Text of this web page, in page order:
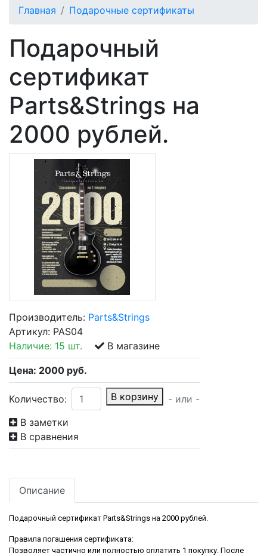
Главная Подарочные сертификаты
Подарочный
сертификат
Parts&Strings на
2000 рублей.
Производитель: Parts&Strings
Артикул: PAS04
Наличие: 15 шт. В магазине
Цена: 2000 руб.
Количество: В корзину
- или -
В заметки
В сравнения
Описание
Подарочный сертификат Parts&Strings на 2000 рублей.
Правила погашения сертификата:
Позволяет частично или полностью оплатить 1 покупку. После